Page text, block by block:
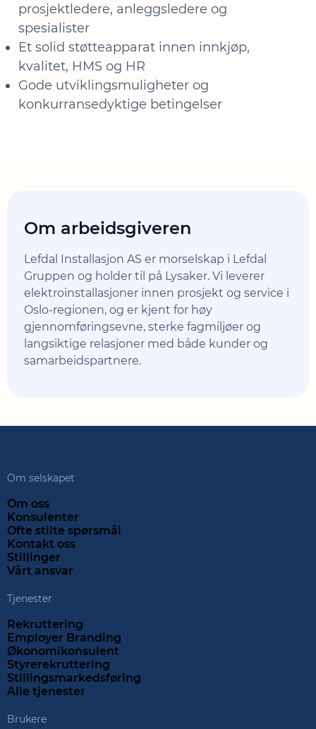
prosjektledere, anleggsledere og
spesialister
Et solid støtteapparat innen innkjøp,
kvalitet, HMS og HR
Gode utviklingsmuligheter og
konkurransedyktige betingelser
Om arbeidsgiveren
Lefdal Installasjon AS er morselskap i Lefdal
Gruppen og holder til på Lysaker. Vi leverer
elektroinstallasjoner innen prosjekt og service i
Oslo-regionen, og er kjent for høy
gjennomføringsevne, sterke fagmiljøer og
langsiktige relasjoner med både kunder og
samarbeidspartnere.
Om selskapet
Om oss
Konsulenter
Ofte stilte spørsmål
Kontakt oss
Stillinger
Vårt ansvar
Tjenester
Rekruttering
Employer Branding
Økonomikonsulent
Styrerekruttering
Stillingsmarkedsføring
Alle tjenester
Brukere